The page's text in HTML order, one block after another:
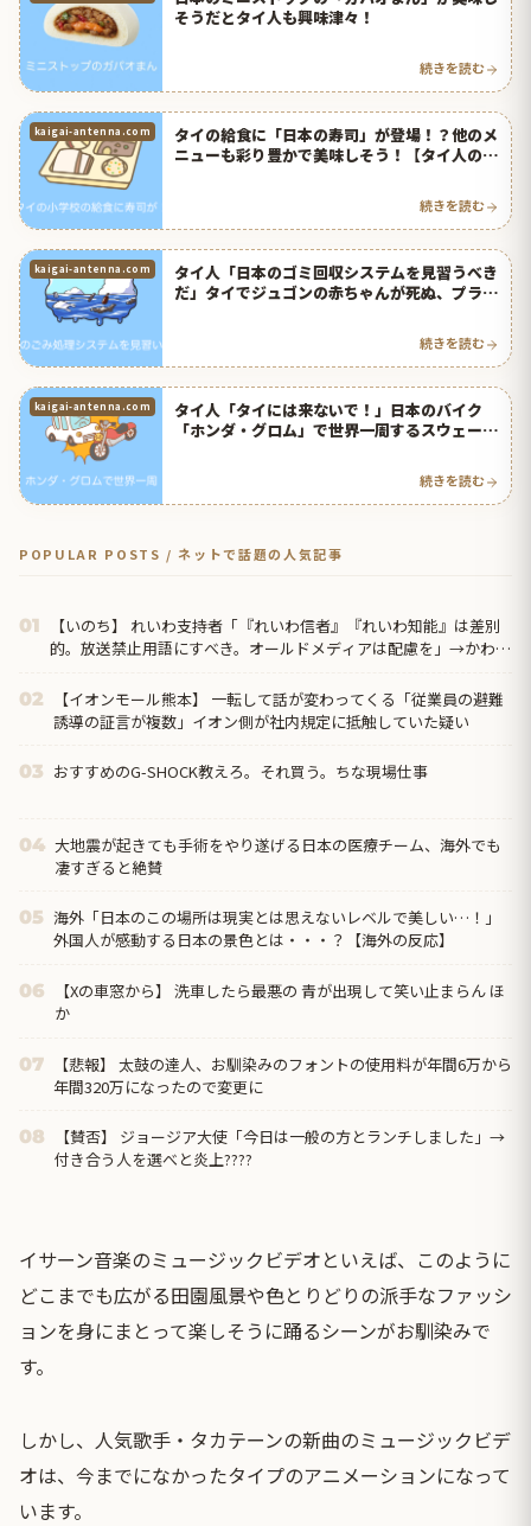
そうだとタイ人も興味津々！
続きを読む
kaigai-antenna.com
タイの給食に「日本の寿司」が登場！？他のメ
ニューも彩り豊かで美味しそう！【タイ人の反
続きを読む
kaigai-antenna.com
タイ人「日本のゴミ回収システムを見習うべき
だ」タイでジュゴンの赤ちゃんが死ぬ、プラゴ
続きを読む
kaigai-antenna.com
タイ人「タイには来ないで！」日本のバイク
「ホンダ・グロム」で世界一周するスウェーデ
続きを読む
POPULAR POSTS / ネットで話題の人気記事
01
【いのち】 れいわ支持者「『れいわ信者』『れいわ知能』は差別
的。放送禁止用語にすべき。オールドメディアは配慮を」→かわり
02
【イオンモール熊本】 一転して話が変わってくる「従業員の避難
誘導の証言が複数」イオン側が社内規定に抵触していた疑い
03 おすすめのG-SHOCK教えろ。それ買う。ちな現場仕事
04 大地震が起きても手術をやり遂げる日本の医療チーム、海外でも
凄すぎると絶賛
05 海外「日本のこの場所は現実とは思えないレベルで美しい…！」
外国人が感動する日本の景色とは・・・？【海外の反応】
06
【Xの車窓から】 洗車したら最悪の 青が出現して笑い止まらん ほ
か
07
【悲報】 太鼓の達人、お馴染みのフォントの使用料が年間6万から
年間320万になったので変更に
08
【賛否】 ジョージア大使「今日は一般の方とランチしました」→
付き合う人を選べと炎上????
イサーン音楽のミュージックビデオといえば、このように
どこまでも広がる田園風景や色とりどりの派手なファッシ
ョンを身にまとって楽しそうに踊るシーンがお馴染みで
す。
しかし、人気歌手・タカテーンの新曲のミュージックビデ
オは、今までになかったタイプのアニメーションになって
います。